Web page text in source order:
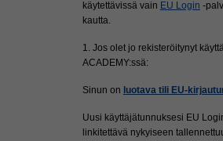
käytettävissä vain EU Login -
kautta.
1. Jos olet jo rekisteröitynyt
ACADEMY:ssä:
Sinun on luotava tili EU-
Uusi käyttäjätunnuksesi EU
linkitettävä nykyiseen